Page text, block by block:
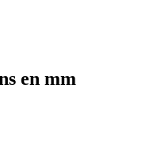
en mm